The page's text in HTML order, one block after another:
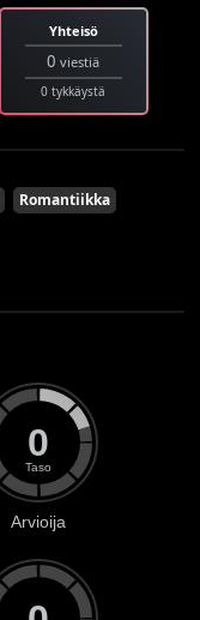
Yhteisö
0 viestiä
0 tykkäystä
Romantiikka
0
Taso
Arvioija